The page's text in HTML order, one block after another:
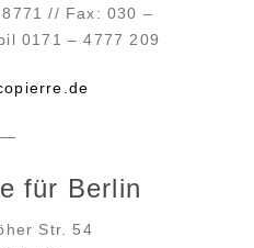
// Fax: 030 –
0171 – 4777 209
—
für Berlin
Str. 54